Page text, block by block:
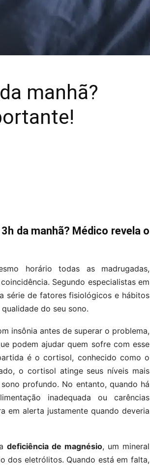
manhã?
da manhã? Médico revela o
horário todas as madrugadas,
Segundo especialistas em
série de fatores fisiológicos e hábitos
do seu sono.
insônia antes de superar o problema,
podem ajudar quem sofre com esse
é o cortisol, conhecido como o
o cortisol atinge seus níveis mais
profundo. No entanto, quando há
inadequada ou carências
em alerta justamente quando deveria
adeficiência de magnésio, um mineral
dos eletrólitos. Quando está em falta,